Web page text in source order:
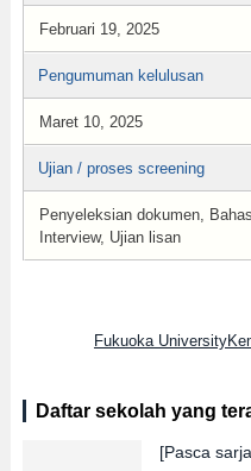
Februari 19, 2025
Pengumuman kelulusan
Maret 10, 2025
Ujian / proses screening
Penyeleksian dokumen,
Interview, Ujian lisan
Fukuoka
Daftar sekolah yang
[Pasca